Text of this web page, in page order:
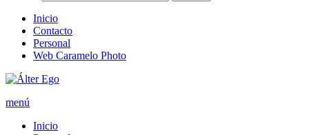
Inicio
Contacto
Personal
Web Caramelo Photo
menú
Inicio